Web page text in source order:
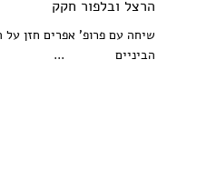
הרצל ובלפור חקק
שיחה עם פרופ' אפרים חזן על
הביניים ...